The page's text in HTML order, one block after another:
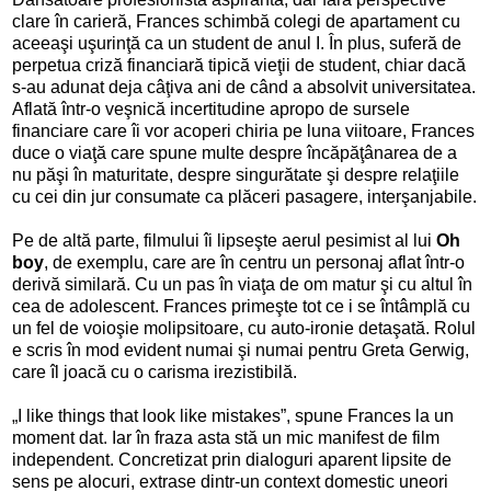
clare în carieră, Frances schimbă colegi de apartament cu
aceeaşi uşurinţă ca un student de anul I. În plus, suferă de
perpetua criză financiară tipică vieţii de student, chiar dacă
s-au adunat deja câţiva ani de când a absolvit universitatea.
Aflată într-o veşnică incertitudine apropo de sursele
financiare care îi vor acoperi chiria pe luna viitoare, Frances
duce o viaţă care spune multe despre încăpăţânarea de a
nu păşi în maturitate, despre singurătate şi despre relaţiile
cu cei din jur consumate ca plăceri pasagere, interşanjabile.
Pe de altă parte, filmului îi lipseşte aerul pesimist al lui Oh
boy, de exemplu, care are în centru un personaj aflat într-o
derivă similară. Cu un pas în viaţa de om matur şi cu altul în
cea de adolescent. Frances primeşte tot ce i se întâmplă cu
un fel de voioşie molipsitoare, cu auto-ironie detaşată. Rolul
e scris în mod evident numai şi numai pentru Greta Gerwig,
care îl joacă cu o carisma irezistibilă.
„I like things that look like mistakes”, spune Frances la un
moment dat. Iar în fraza asta stă un mic manifest de film
independent. Concretizat prin dialoguri aparent lipsite de
sens pe alocuri, extrase dintr-un context domestic uneori